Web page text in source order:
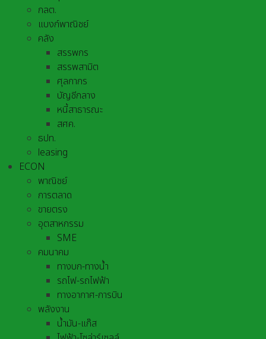
กลต.
แบงก์พาณิชย์
คลัง
สรรพกร
สรรพสามิต
ศุลกากร
บัญชีกลาง
หนี้สาธารณะ
สศค.
ธปท.
leasing
ECON
พาณิชย์
การตลาด
ขายตรง
อุตสาหกรรม
SME
คมนาคม
ทางบก-ทางน้ำ
รถไฟ-รถไฟฟ้า
ทางอากาศ-การบิน
พลังงาน
น้ำมัน-แก๊ส